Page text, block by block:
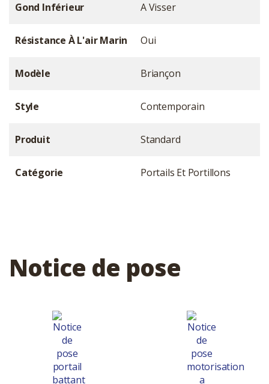
Gond Inférieur A Visser
Résistance À L'air Marin Oui
Modèle Briançon
Style Contemporain
Produit Standard
Catégorie Portails Et Portillons
Notice de pose